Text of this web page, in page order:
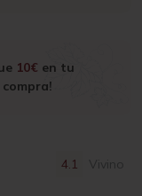
10€ en tu
4.1 Vivino